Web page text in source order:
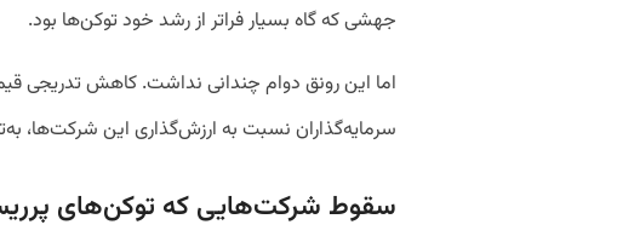
جهشی که گاه بسیار فراتر از رشد خود توکن‌ها بود.
اما این رونق دوام چندانی نداشت. کاهش تدریجی
سرمایه‌گذاران نسبت به ارزش‌گذاری این شرکت‌ها،
سقوط شرکت‌هایی که توکن‌های